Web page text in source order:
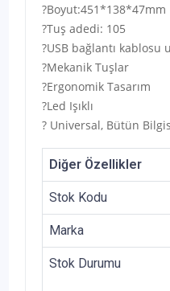
?Boyut:451*138*47mm
?Tuş adedi: 105
?USB bağlantı kablosu
?Mekanik Tuşlar
?Ergonomik Tasarım
?Led Işıklı
? Universal, Bütün
Diğer Özellikler
Stok Kodu
Marka
Stok Durumu